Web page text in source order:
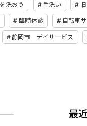
洗おう 手洗い
臨時休診 自転車
静岡市 デイサービス
最